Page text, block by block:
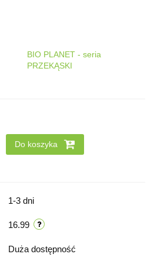
BIO PLANET - seria
PRZEKĄSKI
Do koszyka
1-3 dni
16.99
Duża dostępność